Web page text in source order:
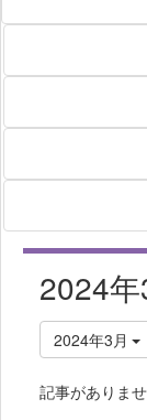
2024
2024年3月
記事がありませ